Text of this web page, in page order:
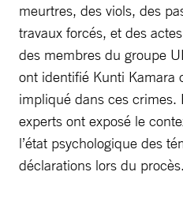
meurtres, des viols, des
travaux forcés, et des
des membres du groupe
ont identifié Kunti Kamara
impliqué dans ces crimes.
experts ont exposé le
l’état psychologique des
déclarations lors du procès.